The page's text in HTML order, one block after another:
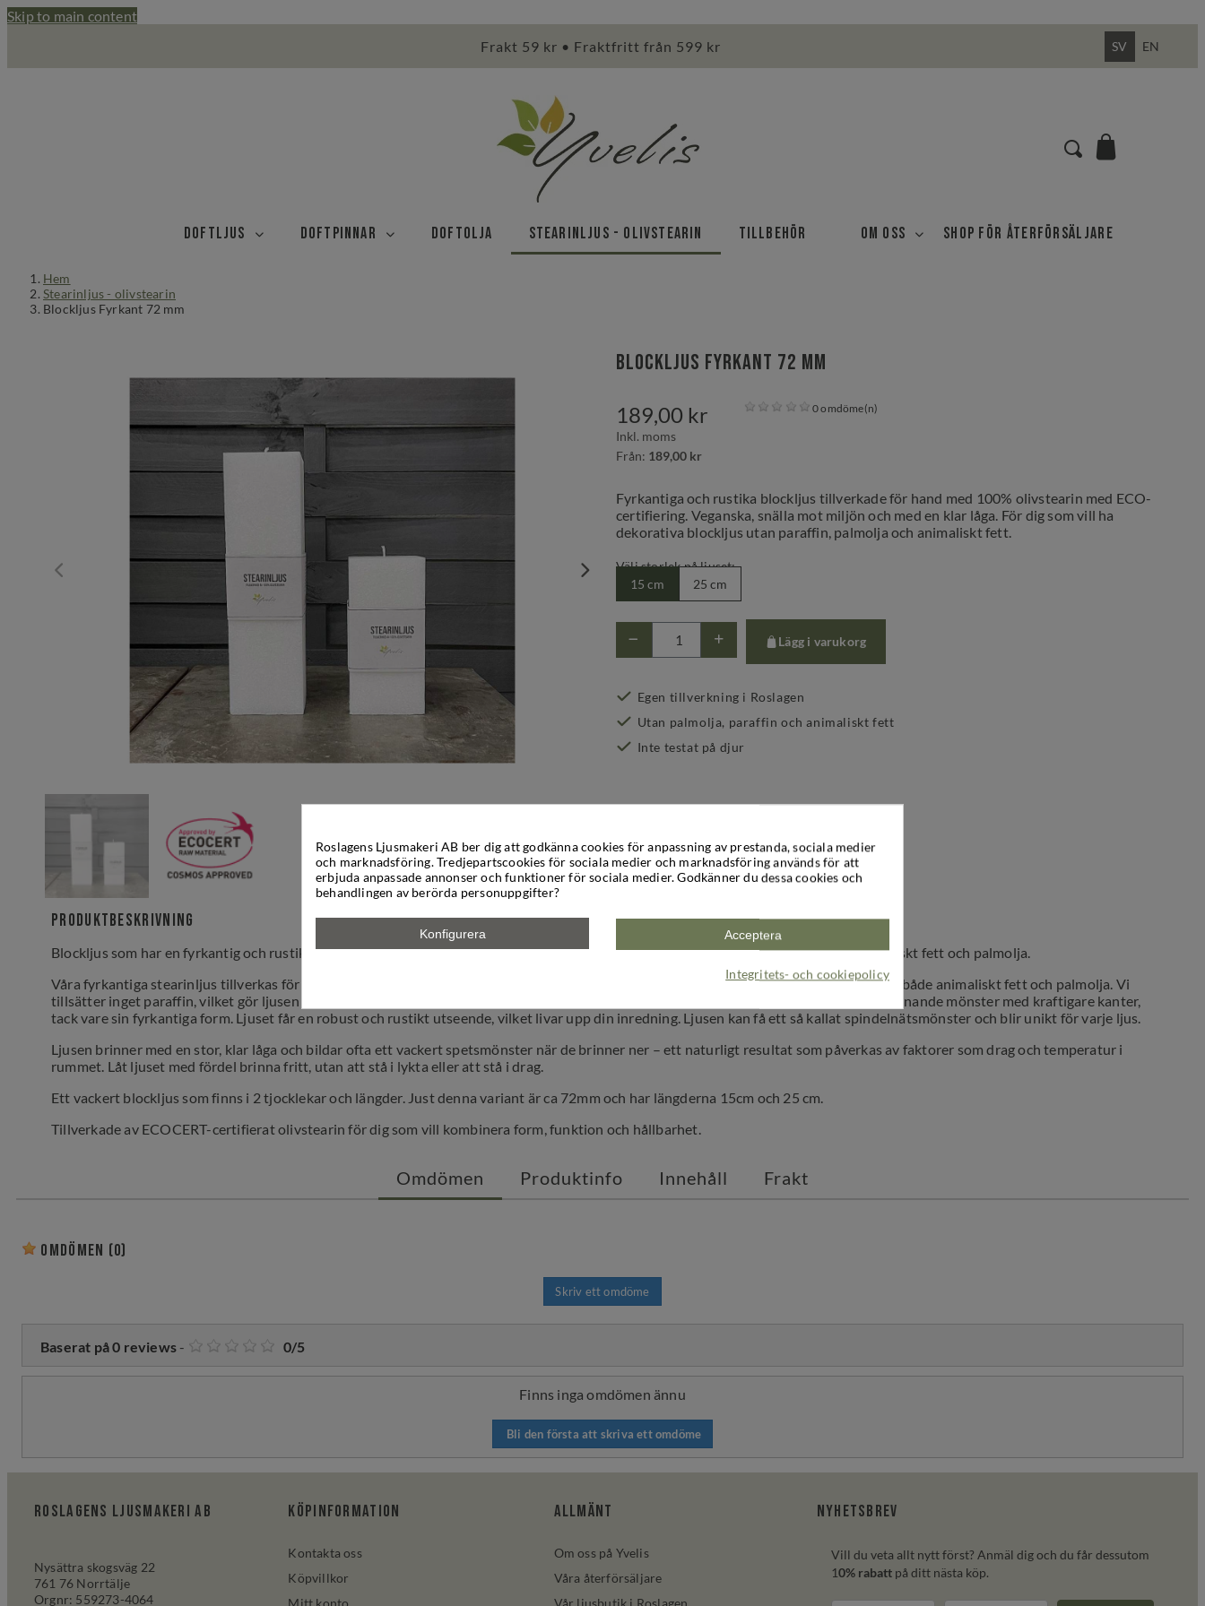
Skip to main content
Frakt 59 kr • Fraktfritt från 599 kr
SV EN
Doftljus Doftpinnar Doftolja Stearinljus - olivstearin Tillbehör Om oss Shop för återförsäljare
Hem
Stearinljus - olivstearin
Blockljus Fyrkant 72 mm
Blockljus Fyrkant 72 mm
189,00 kr
Inkl. moms
Från: 189,00 kr
0 omdöme(n)
Fyrkantiga och rustika blockljus tillverkade för hand med 100% olivstearin med ECO-
certifiering. Veganska, snälla mot miljön och med en klar låga. För dig som vill ha
dekorativa blockljus utan paraffin, palmolja och animaliskt fett.
Välj storlek på ljuset:
15 cm
25 cm
Lägg i varukorg
Egen tillverkning i Roslagen
Utan palmolja, paraffin och animaliskt fett
Inte testat på djur
Produktbeskrivning
Blockljus som har en fyrkantig och rustik form - gjort av veganska olivstearin. Våra blockljus är handgjorda och fria från paraffin, animaliskt fett och palmolja.
Våra fyrkantiga stearinljus tillverkas för hand av rent olivstearin – ett växtbaserat alternativ till traditionellt stearin som ofta innehåller både animaliskt fett och palmolja. Vi
tillsätter inget paraffin, vilket gör ljusen till ett mer medvetet val för både dig och miljön. När ljuset brinner ner bildas ett vackert spetsliknande mönster med kraftigare kanter,
tack vare sin fyrkantiga form. Ljuset får en robust och rustikt utseende, vilket livar upp din inredning. Ljusen kan få ett så kallat spindelnätsmönster och blir unikt för varje ljus.
Ljusen brinner med en stor, klar låga och bildar ofta ett vackert spetsmönster när de brinner ner – ett naturligt resultat som påverkas av faktorer som drag och temperatur i
rummet. Låt ljuset med fördel brinna fritt, utan att stå i lykta eller att stå i drag.
Ett vackert blockljus som finns i 2 tjocklekar och längder. Just denna variant är ca 72mm och har längderna 15cm och 25 cm.
Tillverkade av ECOCERT-certifierat olivstearin för dig som vill kombinera form, funktion och hållbarhet.
Omdömen Produktinfo Innehåll Frakt
Omdömen (0)
Skriv ett omdöme
Baserat på0 reviews - 0/5
Finns inga omdömen ännu
Bli den första att skriva ett omdöme
Roslagens ljusmakeri AB
Nysättra skogsväg 22
761 76 Norrtälje
Orgnr: 559273-4064
Köpinformation
Kontakta oss
Köpvillkor
Allmänt
Om oss på Yvelis
Våra återförsäljare
Nyhetsbrev
Vill du veta allt nytt först? Anmäl dig och du får dessutom
10% rabattpå ditt nästa köp.
Roslagens Ljusmakeri AB ber dig att godkänna cookies för anpassning av prestanda, sociala medier
och marknadsföring. Tredjepartscookies för sociala medier och marknadsföring används för att
erbjuda anpassade annonser och funktioner för sociala medier. Godkänner du dessa cookies och
behandlingen av berörda personuppgifter?
Konfigurera Acceptera
Integritets- och cookiepolicy